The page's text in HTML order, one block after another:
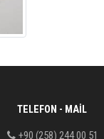
TELEFON - MAIL
+90 (258) 244 00 51